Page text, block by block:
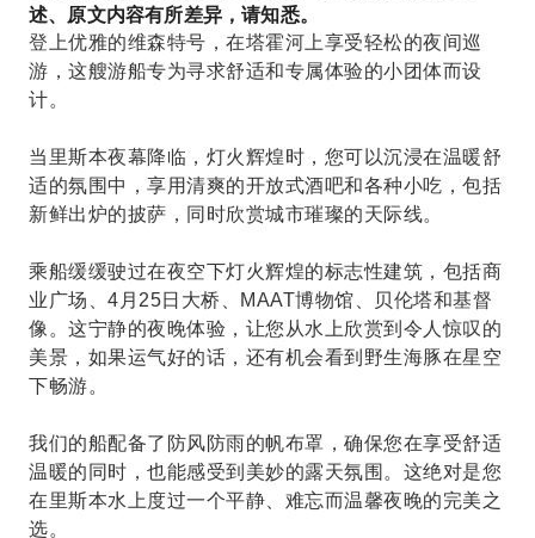
述、原文内容有所差异，请知悉。
登上优雅的维森特号，在塔霍河上享受轻松的夜间巡
游，这艘游船专为寻求舒适和专属体验的小团体而设
计。
当里斯本夜幕降临，灯火辉煌时，您可以沉浸在温暖舒
适的氛围中，享用清爽的开放式酒吧和各种小吃，包括
新鲜出炉的披萨，同时欣赏城市璀璨的天际线。
乘船缓缓驶过在夜空下灯火辉煌的标志性建筑，包括商
业广场、4月25日大桥、MAAT博物馆、贝伦塔和基督
像。这宁静的夜晚体验，让您从水上欣赏到令人惊叹的
美景，如果运气好的话，还有机会看到野生海豚在星空
下畅游。
我们的船配备了防风防雨的帆布罩，确保您在享受舒适
温暖的同时，也能感受到美妙的露天氛围。这绝对是您
在里斯本水上度过一个平静、难忘而温馨夜晚的完美之
选。